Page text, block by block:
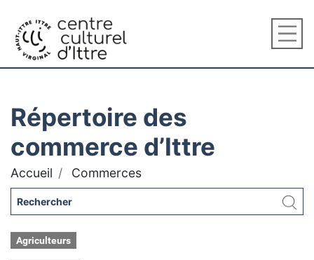
Répertoire des
commerce d’Ittre
Accueil Commerces
Agriculteurs